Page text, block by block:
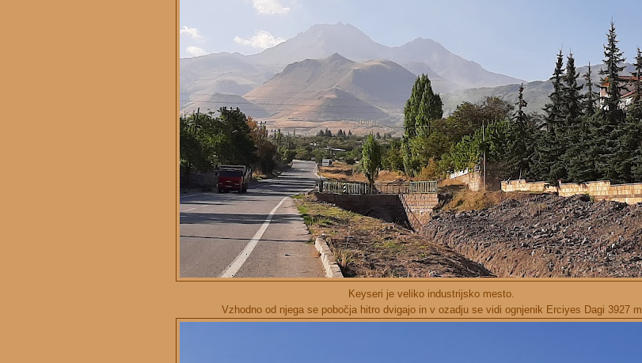
Keyseri je veliko industrijsko mesto.
Vzhodno od njega se pobočja hitro dvigajo in v ozadju se vidi ognjenik Erciyes Dagi 3927 m.